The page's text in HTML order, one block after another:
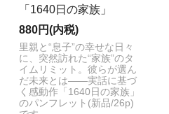
「1640日の家族」
880円(内税)
里親と“息子”の幸せな日々
に、突然訪れた“家族”のタ
イムリミット。彼らが選ん
だ未来とは――実話に基づ
く感動作「1640日の家族」
のパンフレット(新品/26p)